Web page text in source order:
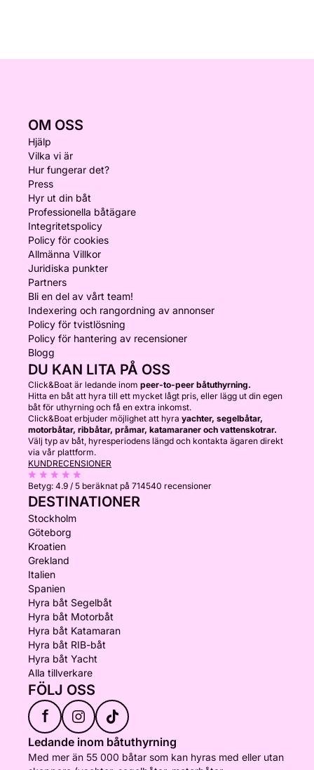
OM OSS
Hjälp
Vilka vi är
Hur fungerar det?
Press
Hyr ut din båt
Professionella båtägare
Integritetspolicy
Policy för cookies
Allmänna Villkor
Juridiska punkter
Partners
Bli en del av vårt team!
Indexering och rangordning av annonser
Policy för tvistlösning
Policy för hantering av recensioner
Blogg
DU KAN LITA PÅ OSS
Click&Boat är ledande inom peer-to-peer båtuthyrning.
Hitta en båt att hyra till ett mycket lågt pris, eller lägg ut din egen
båt för uthyrning och få en extra inkomst.
Click&Boat erbjuder möjlighet att hyra yachter, segelbåtar,
motorbåtar, ribbåtar, pråmar, katamaraner och vattenskotrar.
Välj typ av båt, hyresperiodens längd och kontakta ägaren direkt
via vår plattform.
KUNDRECENSIONER
Betyg: 4.9 / 5 beräknat på 714540 recensioner
DESTINATIONER
Stockholm
Göteborg
Kroatien
Grekland
Italien
Spanien
Hyra båt Segelbåt
Hyra båt Motorbåt
Hyra båt Katamaran
Hyra båt RIB-båt
Hyra båt Yacht
Alla tillverkare
FÖLJ OSS
f
Ledande inom båtuthyrning
Med mer än 55 000 båtar som kan hyras med eller utan